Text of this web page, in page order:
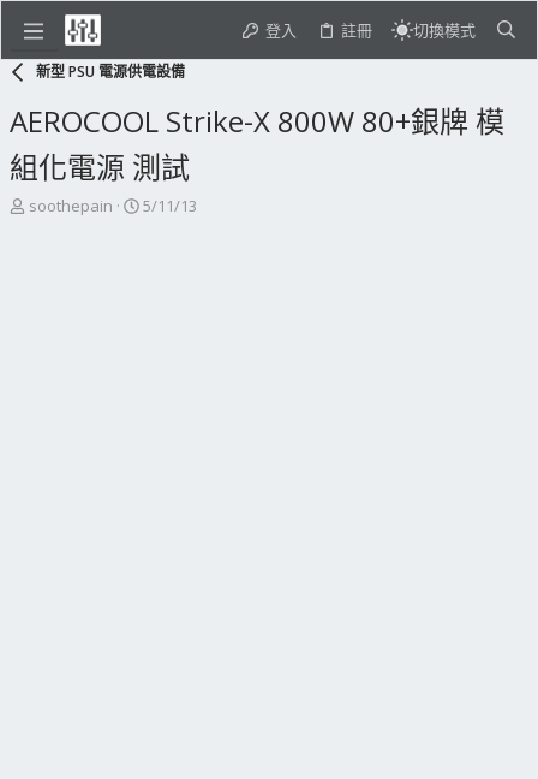
登入 註冊 切換模式
新型 PSU 電源供電設備
AEROCOOL Strike-X 800W 80+銀牌 模
組化電源 測試
主
soothepain
開
5/11/13